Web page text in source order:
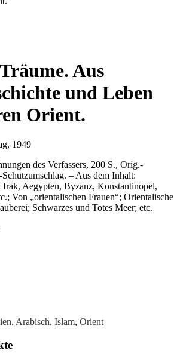
Aus
und Leben
Orient.
1949
des Verfassers, 200 S., Orig.-
– Aus dem Inhalt:
Aegypten, Byzanz, Konstantinopel,
Von „orientalischen Frauen“; Orientalische
Schwarzes und Totes Meer; etc.
, Arabisch, Islam, Orient